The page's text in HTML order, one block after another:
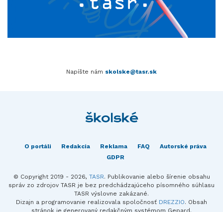
Napíšte nám skolske@tasr.sk
O portáli Redakcia Reklama FAQ
Autorské práva
GDPR
© Copyright 2019 - 2026, TASR. Publikovanie alebo šírenie obsahu
správ zo zdrojov TASR je bez predchádzajúceho písomného súhlasu
TASR výslovne zakázané.
Dizajn a programovanie realizovala spoločnosť DREZZIO. Obsah
stránok je generovaný redakčným systémom Gepard.